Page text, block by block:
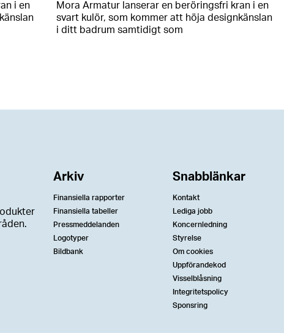
i en
Mora Armatur lanserar en beröringsfri kran i en
svart kulör, som kommer att höja designkänslan
i ditt badrum samtidigt som
Arkiv
Finansiella rapporter
Finansiella tabeller
Pressmeddelanden
Logotyper
Bildbank
Snabblänkar
Kontakt
Lediga jobb
Koncernledning
Styrelse
Om cookies
Uppförandekod
Visselblåsning
Integritetspolicy
Sponsring